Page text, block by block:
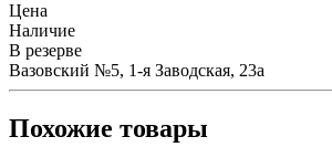
Цена
Наличие
В резерве
Вазовский №5, 1-я Заводская, 23а
Похожие товары